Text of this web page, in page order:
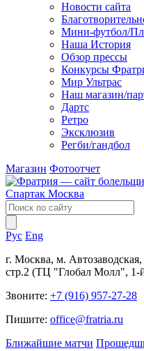
Новости сайта
Мини-футбол/
Наша История
Обзор прессы
Конкурсы
Мир Ультрас
Наш магазин/
Дартс
Ретро
Эксклюзив
Регби/гандбол
Магазин Фотоотчет
Рус Eng
г. Москва, м.
стр.2 (ТЦ "Глобал Молл", 1-
Звоните: +7 (916) 957-27-28
Пишите: office@fratria.ru
Ближайшие матчи